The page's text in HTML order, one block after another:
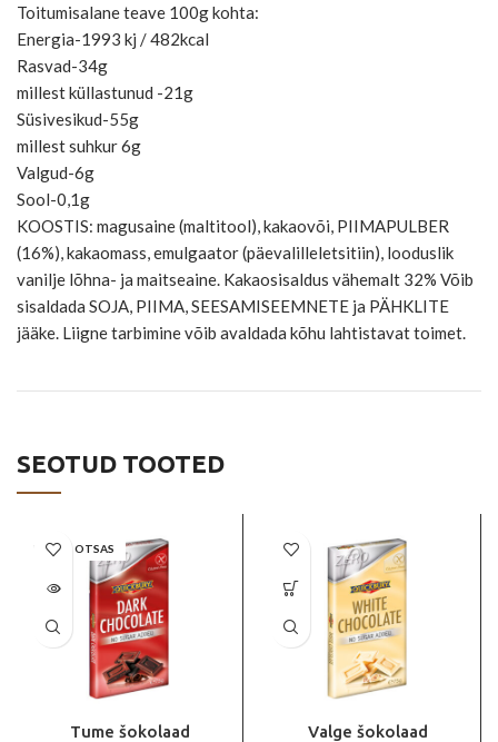
Toitumisalane teave 100g kohta:
Energia-1993 kj / 482kcal
Rasvad-34g
millest küllastunud -21g
Süsivesikud-55g
millest suhkur 6g
Valgud-6g
Sool-0,1g
KOOSTIS: magusaine (maltitool), kakaovõi, PIIMAPULBER
(16%), kakaomass, emulgaator (päevalilleletsitiin), looduslik
vanilje lõhna- ja maitseaine. Kakaosisaldus vähemalt 32% Võib
sisaldada SOJA, PIIMA, SEESAMISEEMNETE ja PÄHKLITE
jääke. Liigne tarbimine võib avaldada kõhu lahtistavat toimet.
SEOTUD TOOTED
LAOST OTSAS
Tume šokolaad
Valge šokolaad